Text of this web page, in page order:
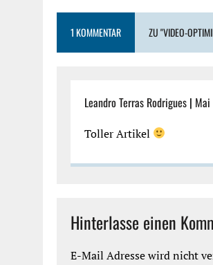
1 KOMMENTAR ZU "VIDEO-
Leandro Terras Rodrigues |
Toller Artikel
Hinterlasse einen
E-Mail Adresse wird nicht